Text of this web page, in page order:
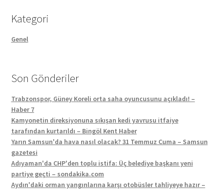
Kategori
Genel
Son Gönderiler
Trabzonspor, Güney Koreli orta saha oyuncusunu açıkladı! –
Haber 7
Kamyonetin direksiyonuna sıkışan kedi yavrusu itfaiye
tarafından kurtarıldı – Bingöl Kent Haber
Yarın Samsun'da hava nasıl olacak? 31 Temmuz Cuma – Samsun
gazetesi
Adıyaman'da CHP'den toplu istifa: Üç belediye başkanı yeni
partiye geçti – sondakika.com
Aydın'daki orman yangınlarına karşı otobüsler tahliyeye hazır –